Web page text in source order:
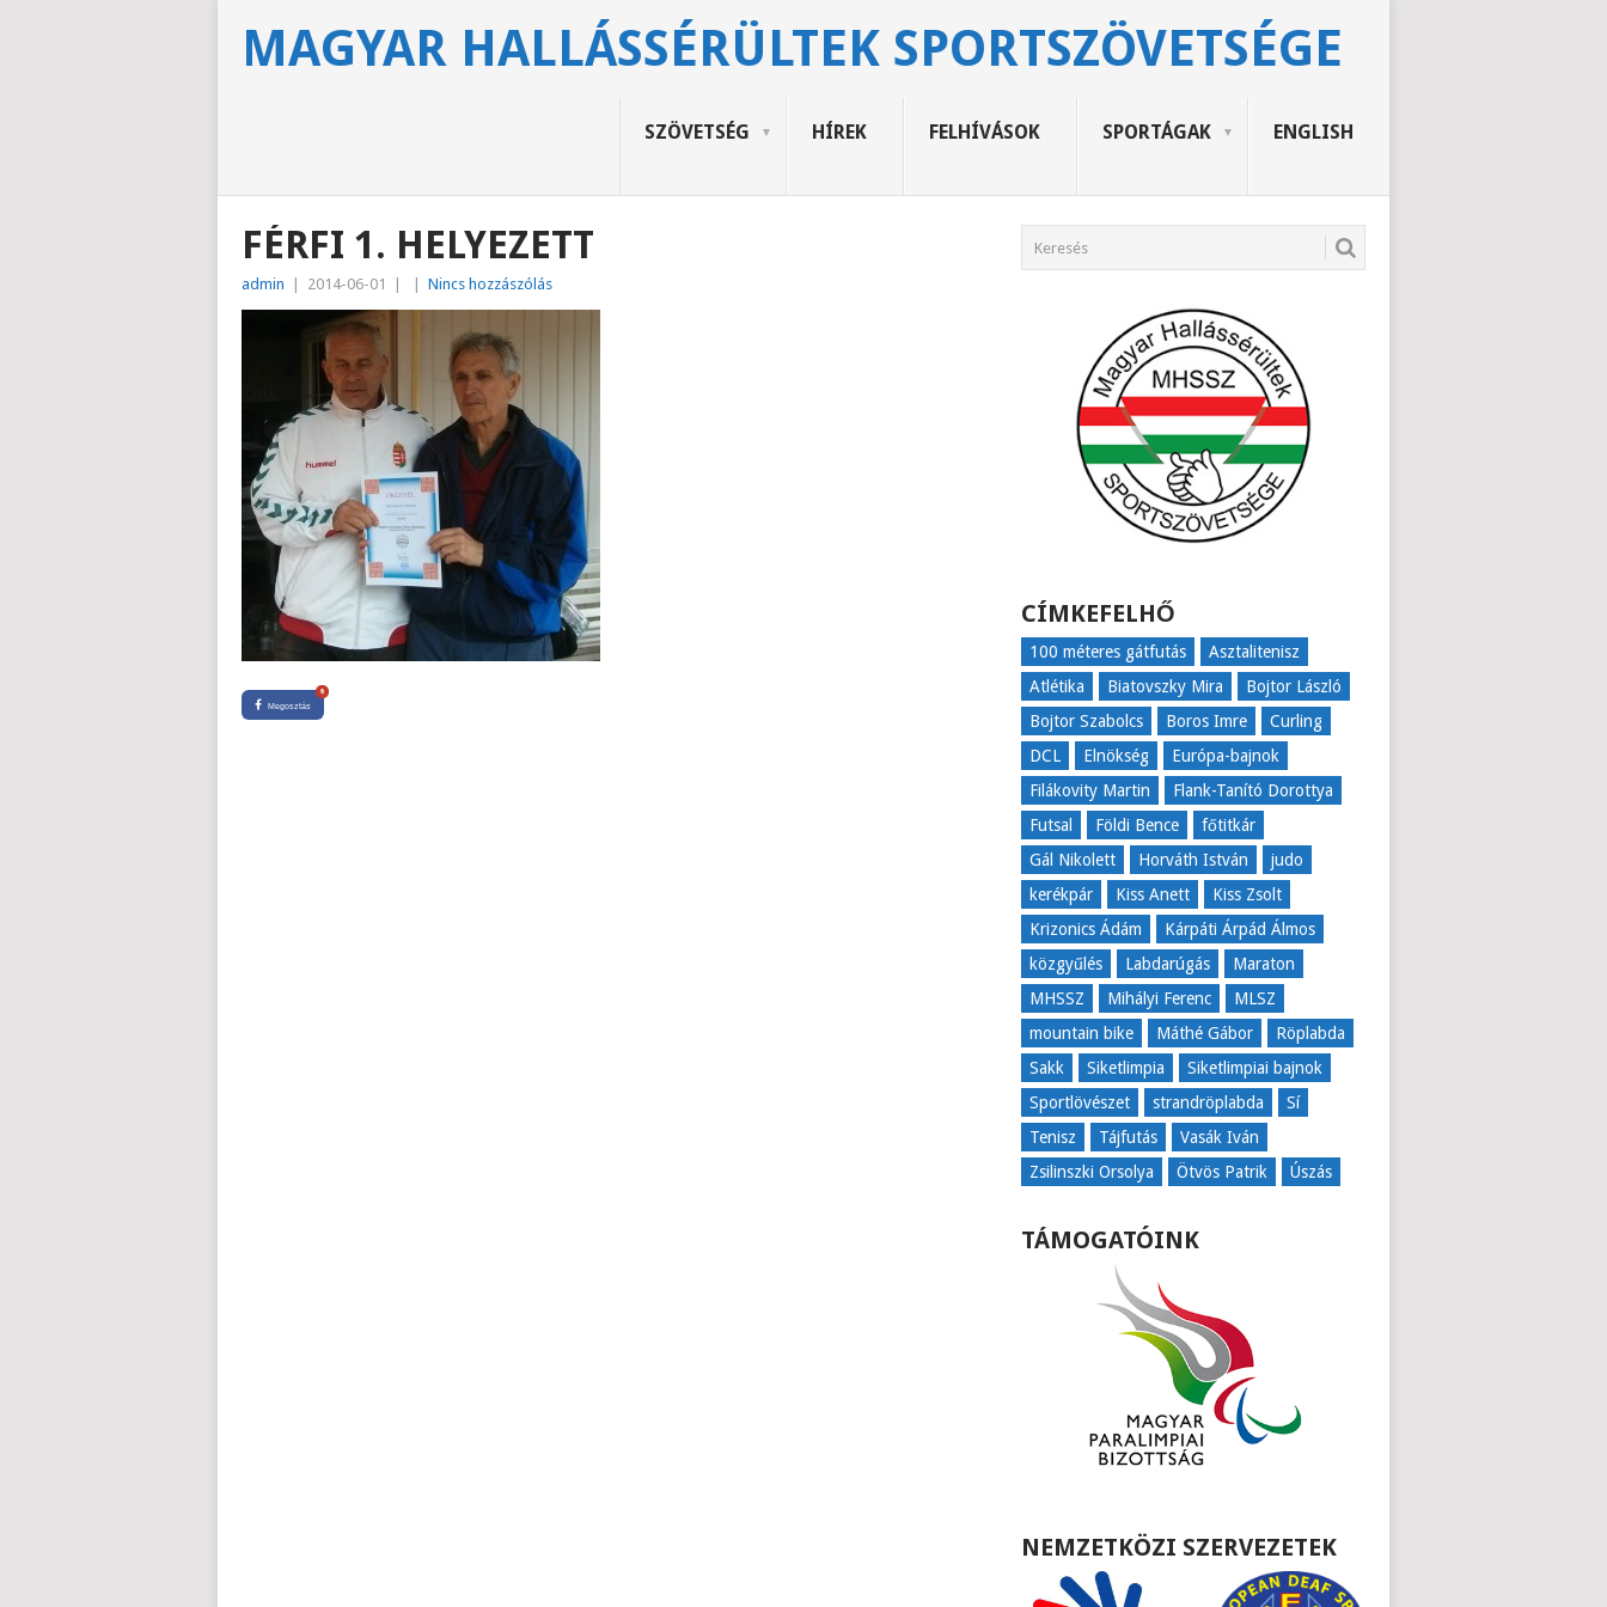
MAGYAR HALLÁSSÉRÜLTEK SPORTSZÖVETSÉGE
SZÖVETSÉG HÍREK FELHÍVÁSOK SPORTÁGAK ENGLISH
FÉRFI 1. HELYEZETT
admin 2014-06-01 Nincs hozzászólás
Megosztás
0
CÍMKEFELHŐ
100 méteres gátfutás
Asztalitenisz
Atlétika
Biatovszky Mira
Bojtor László
Bojtor Szabolcs
Boros Imre
Curling
DCL
Elnökség
Európa-bajnok
Filákovity Martin
Flank-Tanító Dorottya
Futsal
Földi Bence
főtitkár
Gál Nikolett
Horváth István
judo
kerékpár
Kiss Anett
Kiss Zsolt
Krizonics Ádám
Kárpáti Árpád Álmos
közgyűlés
Labdarúgás
Maraton
MHSSZ
Mihályi Ferenc
MLSZ
mountain bike
Máthé Gábor
Röplabda
Sakk
Siketlimpia
Siketlimpiai bajnok
Sportlövészet
strandröplabda
Sí
Tenisz
Tájfutás
Vasák Iván
Zsilinszki Orsolya
Ötvös Patrik Úszás
TÁMOGATÓINK
NEMZETKÖZI SZERVEZETEK